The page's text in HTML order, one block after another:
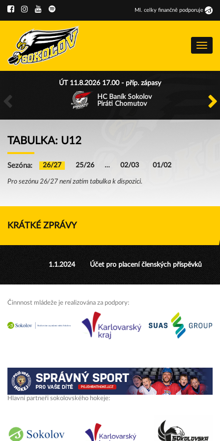
Ml . celky finančně podporuje
Menu
ÚT 11.8.2026 17.00 - příp. zápasy
HC Baník Sokolov
Piráti Chomutov
TABULKA: U12
Sezóna: 26/27 25/26 … 02/03 01/02
Pro sezónu 26/27 není zatím tabulka k dispozici.
KRÁTKÉ ZPRÁVY
1.1.2024 Účet pro placení členských příspěvků
Činnnost mládeže je realizována za podpory:
Hlavní partneři sokolovského hokeje: